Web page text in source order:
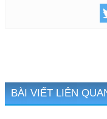
BÀI VIẾT LIÊN